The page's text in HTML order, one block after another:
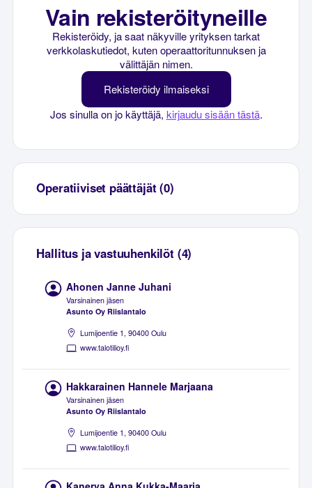
Vain rekisteröityneille
Rekisteröidy, ja saat näkyville yrityksen tarkat
verkkolaskutiedot, kuten operaattoritunnuksen ja
välittäjän nimen.
Rekisteröidy ilmaiseksi
Jos sinulla on jo käyttäjä, kirjaudu sisään tästä.
Operatiiviset päättäjät (0)
Hallitus ja vastuuhenkilöt (4)
Ahonen Janne Juhani
Varsinainen jäsen
Asunto Oy Riislantalo
Lumijoentie 1, 90400 Oulu
www.talotilioy.fi
Hakkarainen Hannele Marjaana
Varsinainen jäsen
Asunto Oy Riislantalo
Lumijoentie 1, 90400 Oulu
www.talotilioy.fi